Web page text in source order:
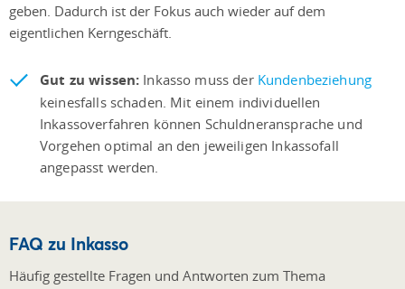
geben. Dadurch ist der Fokus auch wieder auf dem
eigentlichen Kerngeschäft.
Gut zu wissen: Inkasso muss der Kundenbeziehung
keinesfalls schaden. Mit einem individuellen
Inkassoverfahren können Schuldneransprache und
Vorgehen optimal an den jeweiligen Inkassofall
angepasst werden.
FAQ zu Inkasso
Häufig gestellte Fragen und Antworten zum Thema